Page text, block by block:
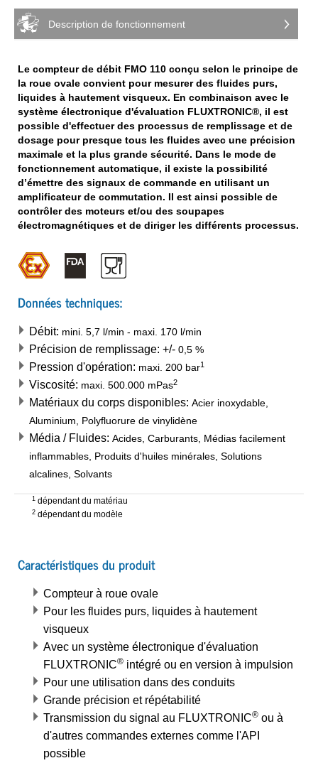
Description de fonctionnement
Le compteur de débit FMO 110 conçu selon le principe de
la roue ovale convient pour mesurer des fluides purs,
liquides à hautement visqueux. En combinaison avec le
système électronique d'évaluation FLUXTRONIC®, il est
possible d'effectuer des processus de remplissage et de
dosage pour presque tous les fluides avec une précision
maximale et la plus grande sécurité. Dans le mode de
fonctionnement automatique, il existe la possibilité
d’émettre des signaux de commande en utilisant un
amplificateur de commutation. Il est ainsi possible de
contrôler des moteurs et/ou des soupapes
électromagnétiques et de diriger les différents processus.
Données techniques:
Débit: mini. 5,7 l/min - maxi. 170 l/min
Précision de remplissage: +/- 0,5 %
Pression d'opération: maxi. 200 bar1
Viscosité: maxi. 500.000 mPas2
Matériaux du corps disponibles: Acier inoxydable,
Aluminium, Polyfluorure de vinylidène
Média / Fluides: Acides, Carburants, Médias facilement
inflammables, Produits d'huiles minérales, Solutions
alcalines, Solvants
1 dépendant du matériau
2 dépendant du modèle
Caractéristiques du produit
Compteur à roue ovale
Pour les fluides purs, liquides à hautement
visqueux
Avec un système électronique d'évaluation
FLUXTRONIC® intégré ou en version à impulsion
Pour une utilisation dans des conduits
Grande précision et répétabilité
Transmission du signal au FLUXTRONIC® ou à
d'autres commandes externes comme l'API
possible